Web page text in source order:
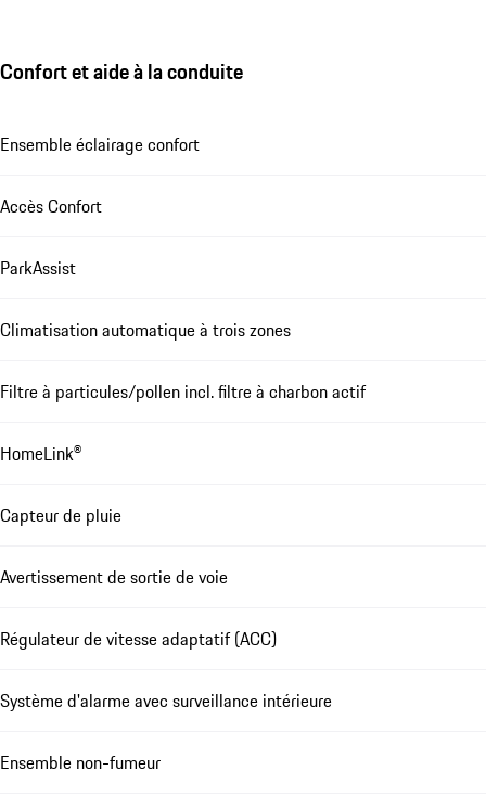
Confort et aide à la conduite
Ensemble éclairage confort
Accès Confort
ParkAssist
Climatisation automatique à trois zones
Filtre à particules/pollen incl. filtre à charbon actif
HomeLink®
Capteur de pluie
Avertissement de sortie de voie
Régulateur de vitesse adaptatif (ACC)
Système d'alarme avec surveillance intérieure
Ensemble non-fumeur